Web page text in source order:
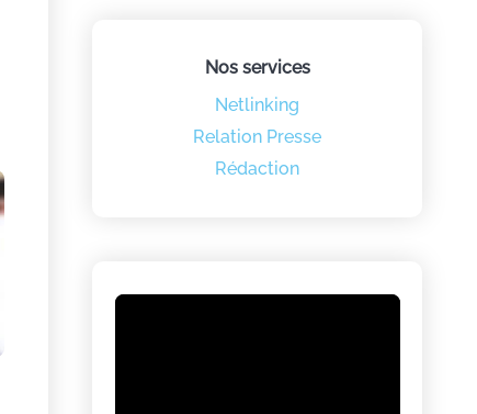
Nos services
Netlinking
Relation Presse
Rédaction